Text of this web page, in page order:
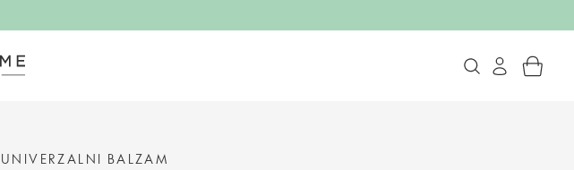
UNIVERZALNI BALZAM